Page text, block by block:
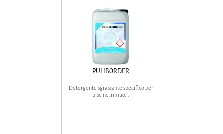
PULIBORDER
Detergente sgrassante specifico per
piscine. rimuo...